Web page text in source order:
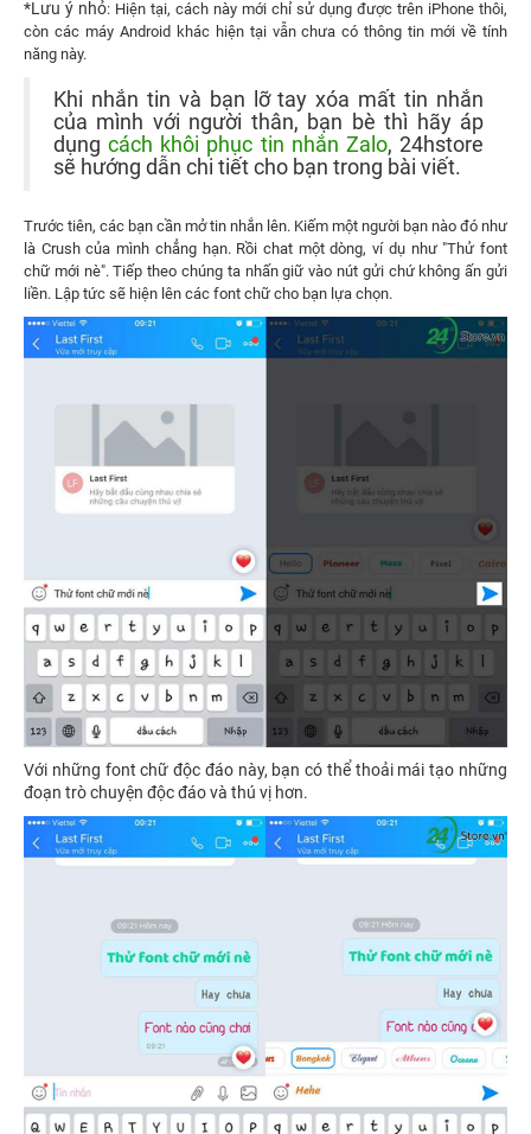
*Lưu ý nhỏ: Hiện tại, cách này mới chỉ sử dụng được trên iPhone thôi,
còn các máy Android khác hiện tại vẫn chưa có thông tin mới về tính
năng này.
Khi nhắn tin và bạn lỡ tay xóa mất tin nhắn
của mình với người thân, bạn bè thì hãy áp
dụngcách khôi phục tin nhắn Zalo, 24hstore
sẽ hướng dẫn chi tiết cho bạn trong bài viết.
Trước tiên, các bạn cần mở tin nhắn lên. Kiếm một người bạn nào đó như
là Crush của mình chẳng hạn. Rồi chat một dòng, ví dụ như "Thử font
chữ mới nè". Tiếp theo chúng ta nhấn giữ vào nút gửi chứ không ấn gửi
liền. Lập tức sẽ hiện lên các font chữ cho bạn lựa chọn.
Với những font chữ độc đáo này, bạn có thể thoải mái tạo những
đoạn trò chuyện độc đáo và thú vị hơn.